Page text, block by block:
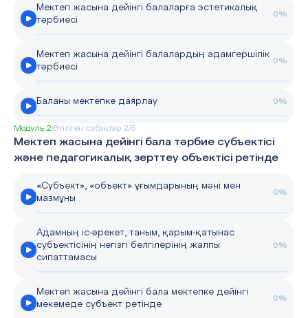
Мектеп жасына дейінгі балаларға эстетикалық
тәрбиесі
0%
Мектеп жасына дейінгі балалардың адамгершілік
тәрбиесі
0%
Баланы мектепке даярлау 0%
Модуль 2Өтілген сабақтар 2/5
Мектеп жасына дейінгі бала тәрбие субъектісі
және педагогикалық зерттеу объектісі ретінде
«Субъект», «объект» ұғымдарының мәні мен
мазмұны
0%
Адамның іс-әрекет, таным, қарым-қатынас
субъектісінің негізгі белгілерінің жалпы
сипаттамасы
0%
Мектеп жасына дейінгі бала мектепке дейінгі
мекемеде субъект ретінде
0%